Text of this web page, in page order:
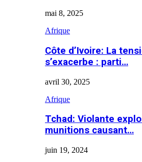
mai 8, 2025
Afrique
Côte d’Ivoire: La
s’exacerbe : parti…
avril 30, 2025
Afrique
Tchad: Violante
munitions causant…
juin 19, 2024